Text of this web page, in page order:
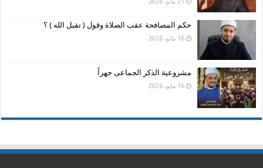
حكم المصافحة عقب الصلاة وقول ( تقبل الله ) ؟
16 مايو، 2026
مشروعية الذكر الجماعى جهراً
16 مايو، 2026